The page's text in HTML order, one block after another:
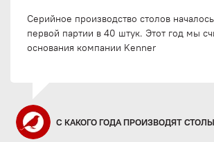
Серийное производство столов
первой партии в 40 штук. Этот год мы
основания компании Kenner
С КАКОГО ГОДА ПРОИЗВОДЯТ